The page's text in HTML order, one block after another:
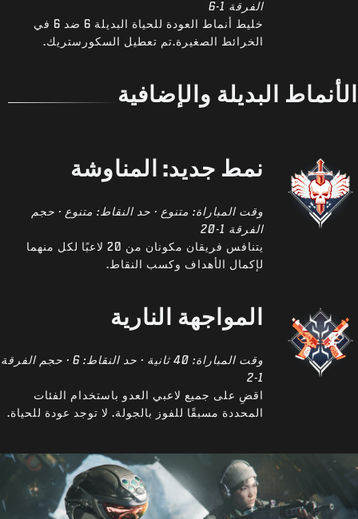
الفرقة 1-6
خليط أنماط العودة للحياة البديلة 6 ضد 6 في
الخرائط الصغيرة.تم تعطيل السكورستريك.
الأنماط البديلة والإضافية
نمط جديد: المناوشة
وقت المباراة: متنوع · حد النقاط: متنوع · حجم
الفرقة 1-20
يتنافس فريقان مكونان من 20 لاعبًا لكل منهما
لإكمال الأهداف وكسب النقاط.
المواجهة النارية
وقت المباراة: 40 ثانية · حد النقاط: 6 · حجم الفرقة
1-2
اقضِ على جميع لاعبي العدو باستخدام الفئات
المحددة مسبقًا للفوز بالجولة. لا توجد عودة للحياة.